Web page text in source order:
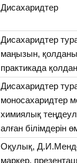
Дисахаридтер
Дисахаридтер
маңызын,
практикада
Дисахаридтер
моносахаридтер
химиялық
алған білімдерін
Оқулық,
маркер,